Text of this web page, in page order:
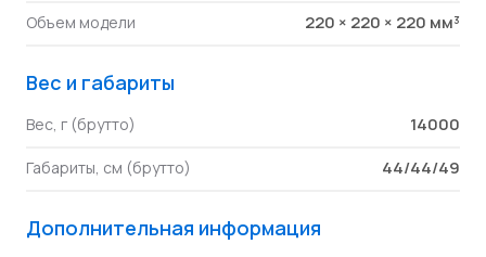
Объем модели 220 × 220 × 220 мм³
Вес и габариты
Вес, г (брутто) 14000
Габариты, см (брутто) 44/44/49
Дополнительная информация